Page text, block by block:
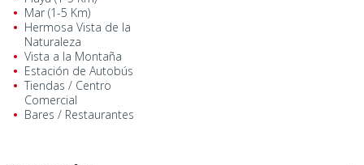
Mar (1-5 Km)
Hermosa Vista de la
Naturaleza
Vista a la Montaña
Estación de Autobús
Tiendas / Centro
Comercial
Bares / Restaurantes